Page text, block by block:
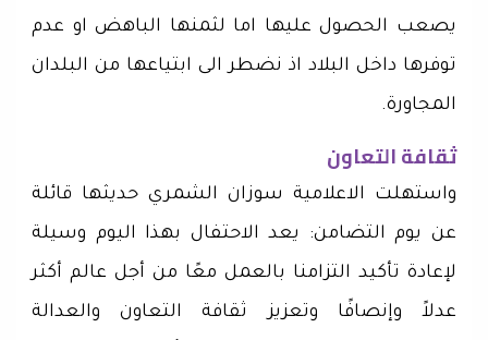
يصعب الحصول عليها اما لثمنها الباهض او عدم
توفرها داخل البلاد اذ نضطر الى ابتياعها من البلدان
المجاورة.
ثقافة التعاون
واستهلت الاعلامية سوزان الشمري حديثها قائلة
عن يوم التضامن: يعد الاحتفال بهذا اليوم وسيلة
لإعادة تأكيد التزامنا بالعمل معًا من أجل عالم أكثر
عدلاً وإنصافًا وتعزيز ثقافة التعاون والعدالة